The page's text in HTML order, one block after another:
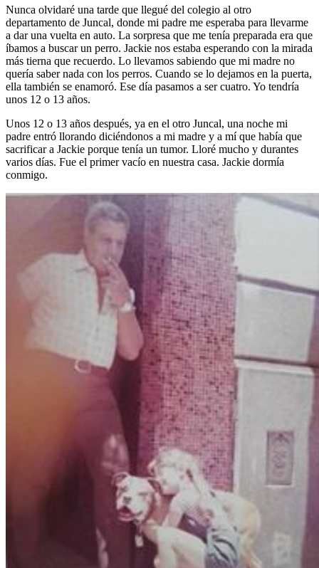
Nunca olvidaré una tarde que llegué del colegio al otro
departamento de Juncal, donde mi padre me esperaba para llevarme
a dar una vuelta en auto. La sorpresa que me tenía preparada era que
íbamos a buscar un perro. Jackie nos estaba esperando con la mirada
más tierna que recuerdo. Lo llevamos sabiendo que mi madre no
quería saber nada con los perros. Cuando se lo dejamos en la puerta,
ella también se enamoró. Ese día pasamos a ser cuatro. Yo tendría
unos 12 o 13 años.
Unos 12 o 13 años después, ya en el otro Juncal, una noche mi
padre entró llorando diciéndonos a mi madre y a mí que había que
sacrificar a Jackie porque tenía un tumor. Lloré mucho y durantes
varios días. Fue el primer vacío en nuestra casa. Jackie dormía
conmigo.